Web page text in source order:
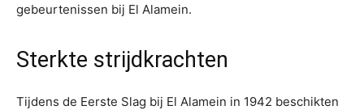
gebeurtenissen bij El Alamein.
Sterkte strijdkrachten
Tijdens de Eerste Slag bij El Alamein in 1942 beschikten